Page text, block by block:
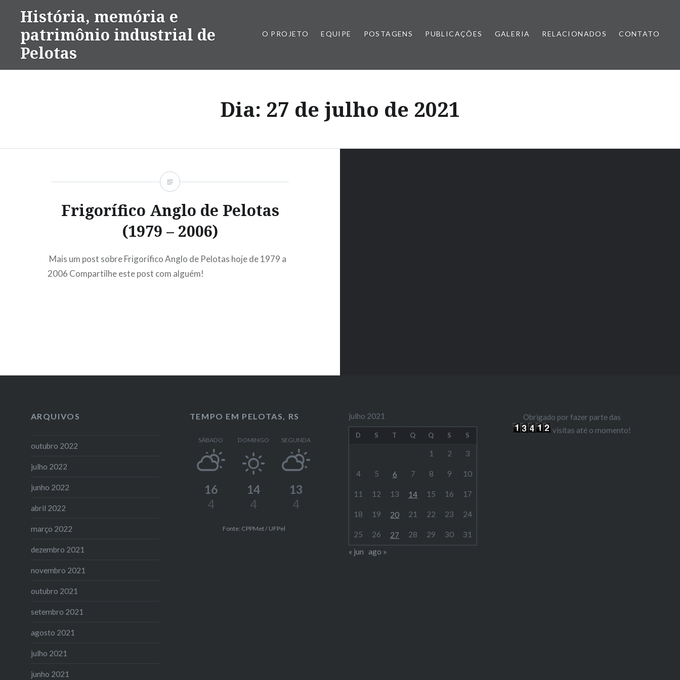
conteúdo
História, memória e
patrimônio industrial de
Pelotas
O PROJETO EQUIPE POSTAGENS PUBLICAÇÕES GALERIA RELACIONADOS CONTATO
Dia: 27 de julho de 2021
Frigorífico Anglo de Pelotas
(1979 – 2006)
Mais um post sobre Frigorífico Anglo de Pelotas hoje de 1979 a
2006 Compartilhe este post com alguém!
ARQUIVOS
outubro 2022
julho 2022
junho 2022
abril 2022
março 2022
dezembro 2021
novembro 2021
outubro 2021
setembro 2021
agosto 2021
julho 2021
junho 2021
TEMPO EM PELOTAS, RS
SÁBADO
16
4
DOMINGO
14
4
SEGUNDA
13
4
Fonte: CPPMet / UFPel
julho 2021
D S T Q Q S S
1 2 3
4 5 6 7 8 9 10
11 12 13 14 15 16 17
18 19 20 21 22 23 24
25 26 27 28 29 30
31
« jun ago »
Obrigado por fazer parte das
visítas até o momento!